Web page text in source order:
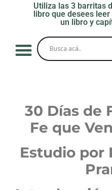
Utiliza las 3 barritas
libro que desees
un libro y
30 Días de
Fe que
Estudio por